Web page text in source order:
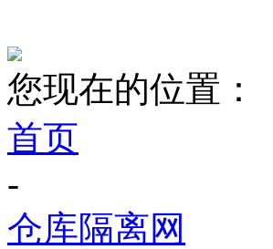
您现在的位置：
首页
-
仓库隔离网